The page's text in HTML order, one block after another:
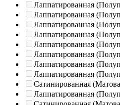
Лаппатированная
Лаппатированная
Лаппатированная
Лаппатированная
Лаппатированная
Лаппатированная
Лаппатированная
Лаппатированная
Сатинированная
Лаппатированная